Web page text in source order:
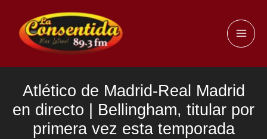
contenido
Atlético de Madrid-Real Madrid
en directo | Bellingham, titular por
primera vez esta temporada